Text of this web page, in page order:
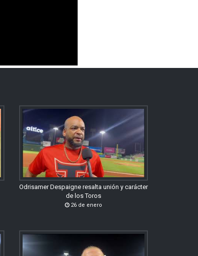
Odrisamer Despaigne resalta unión y carácter
de los Toros
26 de enero